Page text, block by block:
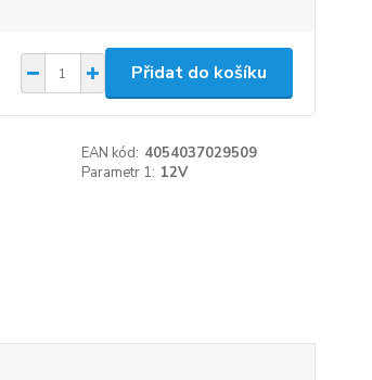
Přidat do košíku
EAN kód: 4054037029509
Parametr 1: 12V